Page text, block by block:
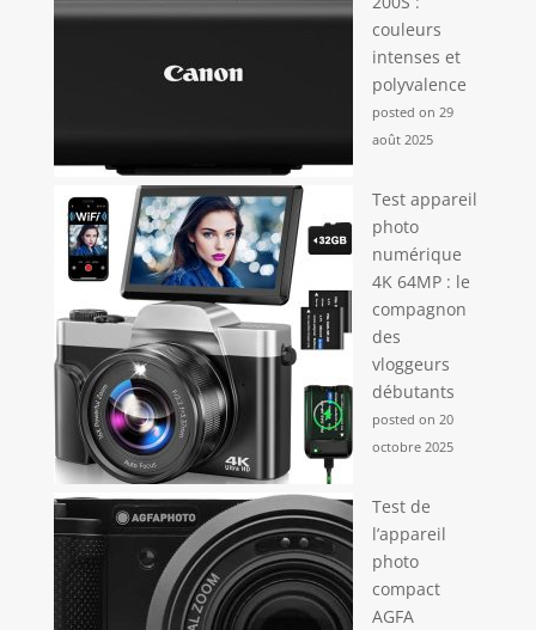
couleurs
intenses et
polyvalence
posted on 29
août 2025
Test appareil
photo
numérique
4K 64MP : le
compagnon
des
vloggeurs
débutants
posted on 20
octobre 2025
Test de
l’appareil
photo
compact
AGFA